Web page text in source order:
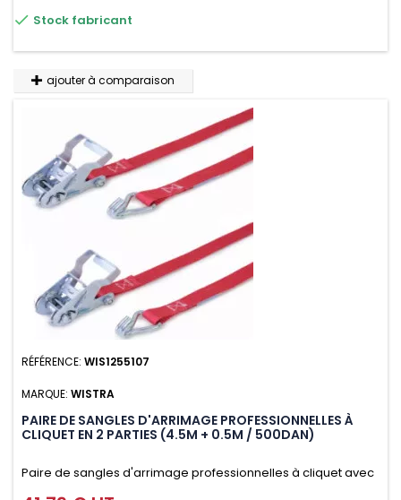
 Stock fabricant
ajouter à comparaison
RÉFÉRENCE: WIS1255107
MARQUE: WISTRA
PAIRE DE SANGLES D'ARRIMAGE PROFESSIONNELLES À
CLIQUET EN 2 PARTIES (4.5M + 0.5M / 500DAN)
Paire de sangles d'arrimage professionnelles à cliquet avec